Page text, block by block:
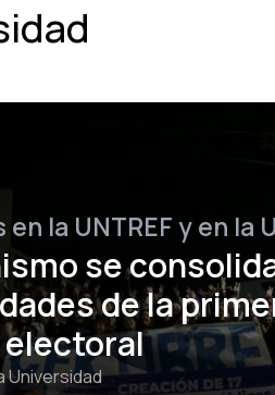
la UNTREF y en la
se
de la
Universidad